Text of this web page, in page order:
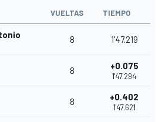
VUELTAS TIEMPO
8 1'47.219
8 +0.075
1'47.294
8 +0.402
1'47.621